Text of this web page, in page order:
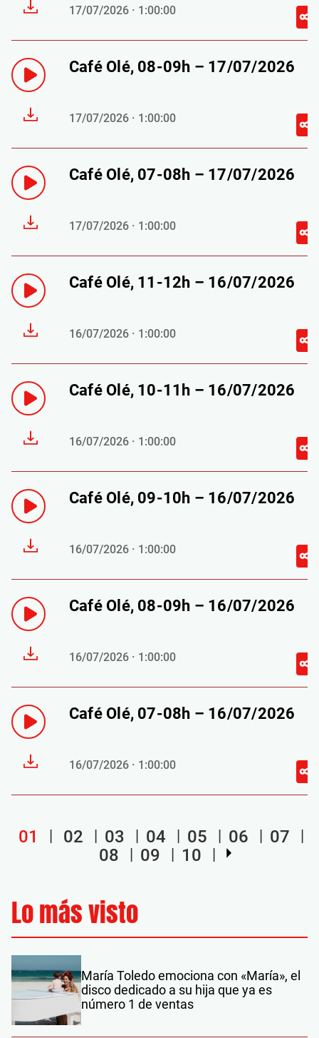
17/07/2026 · 1:00:00
Café Olé, 08-09h – 17/07/2026
17/07/2026 · 1:00:00
Café Olé, 07-08h – 17/07/2026
17/07/2026 · 1:00:00
Café Olé, 11-12h – 16/07/2026
16/07/2026 · 1:00:00
Café Olé, 10-11h – 16/07/2026
16/07/2026 · 1:00:00
Café Olé, 09-10h – 16/07/2026
16/07/2026 · 1:00:00
Café Olé, 08-09h – 16/07/2026
16/07/2026 · 1:00:00
Café Olé, 07-08h – 16/07/2026
16/07/2026 · 1:00:00
01 02 03 04 05 06
07
08
09 10
Lo más visto
María Toledo emociona con «María», el
disco dedicado a su hija que ya es
número 1 de ventas